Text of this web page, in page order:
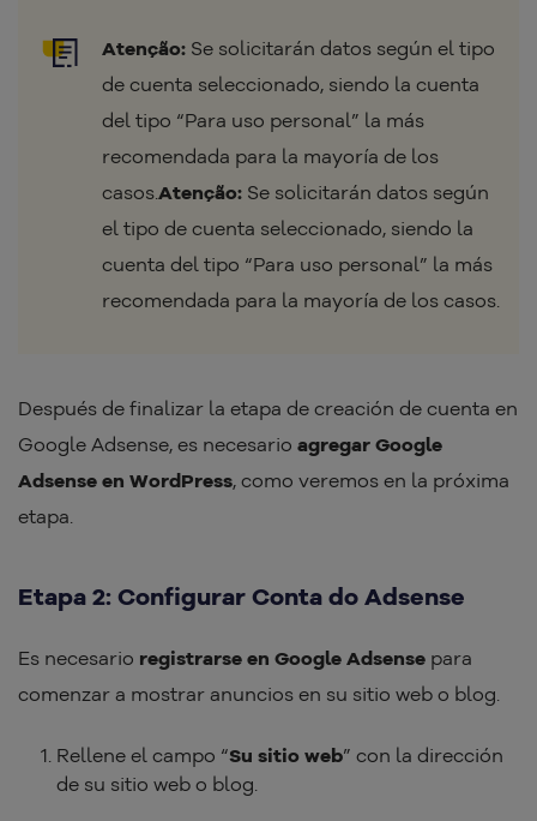
Atenção: Se solicitarán datos según el tipo
de cuenta seleccionado, siendo la cuenta
del tipo “Para uso personal” la más
recomendada para la mayoría de los
casos.Atenção: Se solicitarán datos según
el tipo de cuenta seleccionado, siendo la
cuenta del tipo “Para uso personal” la más
recomendada para la mayoría de los casos.
Después de finalizar la etapa de creación de cuenta en
Google Adsense, es necesario agregar Google
Adsense en WordPress, como veremos en la próxima
etapa.
Etapa 2: Configurar Conta do Adsense
Es necesario registrarse en Google Adsense para
comenzar a mostrar anuncios en su sitio web o blog.
Rellene el campo “Su sitio web” con la dirección
de su sitio web o blog.